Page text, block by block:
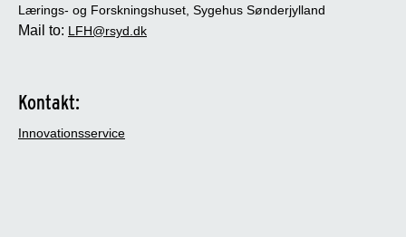
Lærings- og Forskningshuset, Sygehus Sønderjylland
Mail to: LFH@rsyd.dk
Kontakt:
Innovationsservice